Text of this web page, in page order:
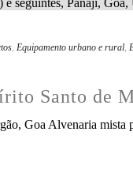
Equipamento urbano e rural
Santo de
Goa Alvenaria